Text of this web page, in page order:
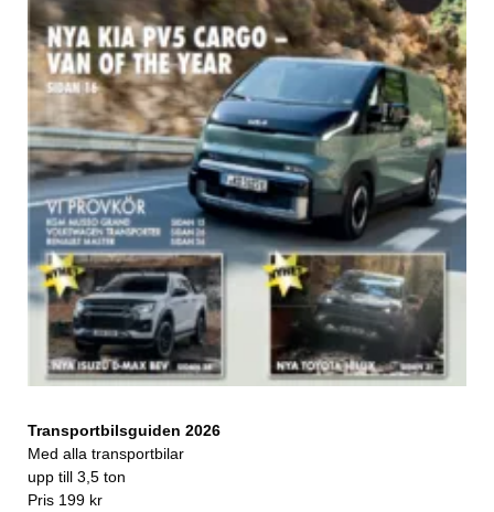
Transportbilsguiden 2026
Med alla transportbilar
upp till 3,5 ton
Pris 199 kr